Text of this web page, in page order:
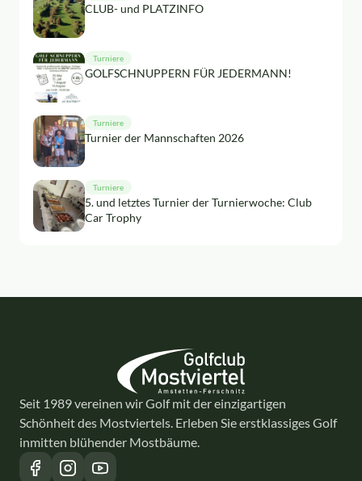
CLUB- und PLATZINFO
Turniere
GOLFSCHNUPPERN FÜR JEDERMANN!
Turniere
Turnier der Mannschaften 2026
Turniere
5. und letztes Turnier der Turnierwoche: Club
Car Trophy
Seit 1989 vereinen wir Golf mit der einzigartigen
Schönheit des Mostviertels. Erleben Sie erstklassiges Golf
inmitten blühender Mostbäume.